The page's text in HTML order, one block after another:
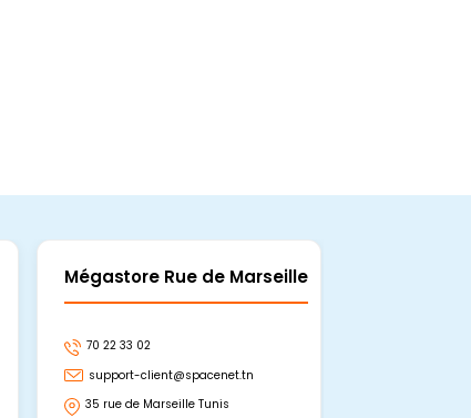
Mégastore Rue de Marseille
70 22 33 02
support-client@spacenet.tn
35 rue de Marseille Tunis